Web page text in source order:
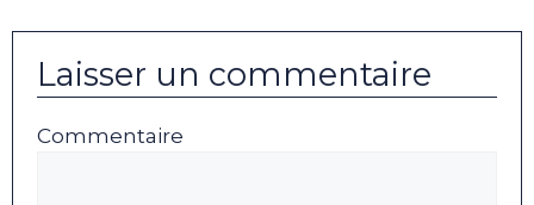
Laisser un commentaire
Commentaire